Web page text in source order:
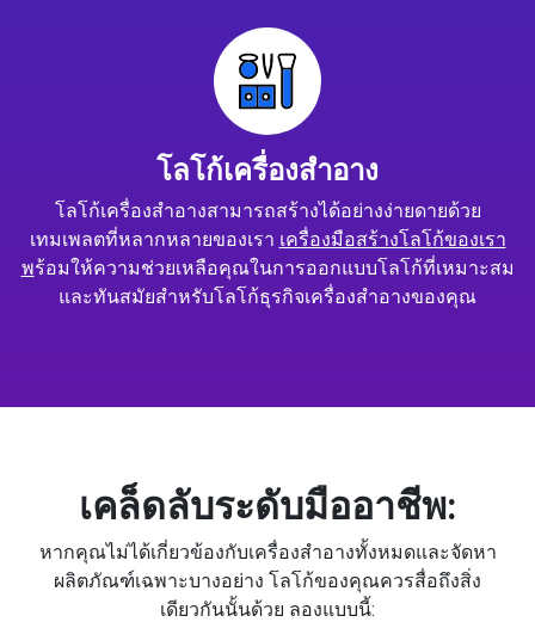
โลโก้เครื่องสำอาง
โลโก้เครื่องสำอางสามารถสร้างได้อย่างง่ายดายด้วย
เทมเพลตที่หลากหลายของเรา เครื่องมือสร้างโลโก้ของเรา
พร้อมให้ความช่วยเหลือคุณในการออกแบบโลโก้ที่เหมาะสม
และทันสมัยสำหรับโลโก้ธุรกิจเครื่องสำอางของคุณ
เคล็ดลับระดับมืออาชีพ:
หากคุณไม่ได้เกี่ยวข้องกับเครื่องสำอางทั้งหมดและจัดหา
ผลิตภัณฑ์เฉพาะบางอย่าง โลโก้ของคุณควรสื่อถึงสิ่ง
เดียวกันนั้นด้วย ลองแบบนี้: